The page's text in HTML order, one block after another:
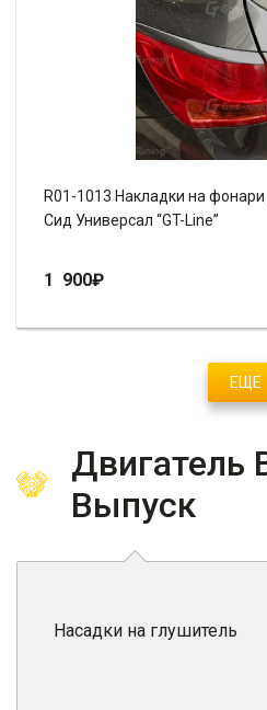
R01-1013 Накладки на
Сид Универсал “GT-Line”
1 900₽
ЕЩЕ
Двигатель
Выпуск
Насадки на глушитель